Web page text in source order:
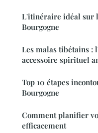
L'itinéraire idéal sur
Bourgogne
Les malas tibétains :
accessoire spirituel
Top 10 étapes
Bourgogne
Comment planifier
efficacement